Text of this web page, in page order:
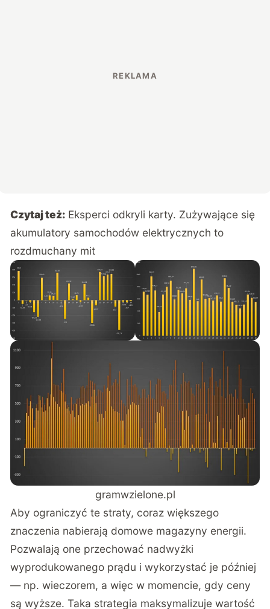
Czytaj też: Eksperci odkryli karty. Zużywające się
akumulatory samochodów elektrycznych to
rozdmuchany mit
gramwzielone.pl
Aby ograniczyć te straty, coraz większego
znaczenia nabierają domowe magazyny energii.
Pozwalają one przechować nadwyżki
wyprodukowanego prądu i wykorzystać je później
— np. wieczorem, a więc w momencie, gdy ceny
są wyższe. Taka strategia maksymalizuje wartość